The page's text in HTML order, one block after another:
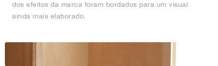
dos efeitos da marca foram bordados para um visual
ainda mais elaborado.